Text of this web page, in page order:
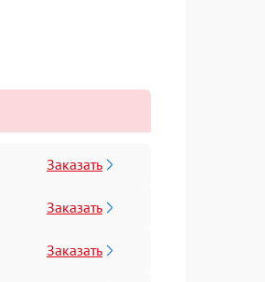
Заказать
Заказать
Заказать